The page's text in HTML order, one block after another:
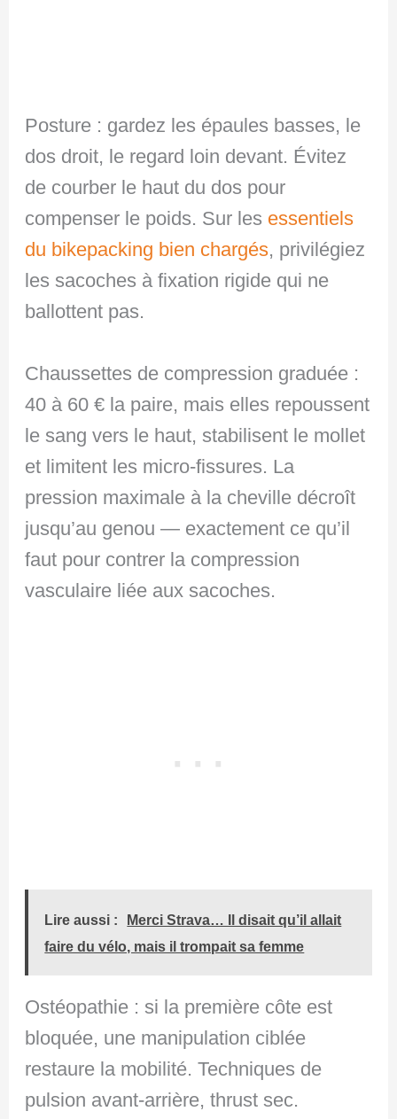
Posture : gardez les épaules basses, le
dos droit, le regard loin devant. Évitez
de courber le haut du dos pour
compenser le poids. Sur les essentiels
du bikepacking bien chargés, privilégiez
les sacoches à fixation rigide qui ne
ballottent pas.
Chaussettes de compression graduée :
40 à 60 € la paire, mais elles repoussent
le sang vers le haut, stabilisent le mollet
et limitent les micro-fissures. La
pression maximale à la cheville décroît
jusqu’au genou — exactement ce qu’il
faut pour contrer la compression
vasculaire liée aux sacoches.
Lire aussi :
Merci Strava… Il disait qu’il allait
faire du vélo, mais il trompait sa femme
Ostéopathie : si la première côte est
bloquée, une manipulation ciblée
restaure la mobilité. Techniques de
pulsion avant-arrière, thrust sec.